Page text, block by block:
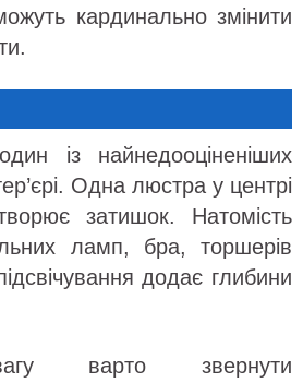
кардинально змінити
із найнедооціненіших
Одна люстра у центрі
затишок. Натомість
ламп, бра, торшерів
додає глибини
варто звернути